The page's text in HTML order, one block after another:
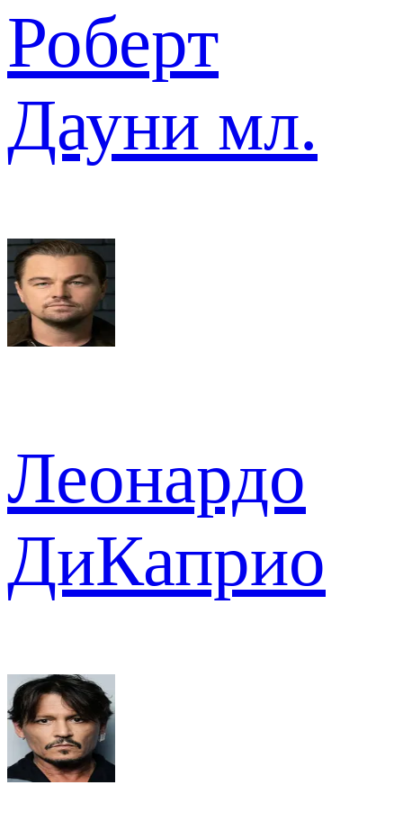
Роберт
Дауни мл.
Леонардо
ДиКаприо